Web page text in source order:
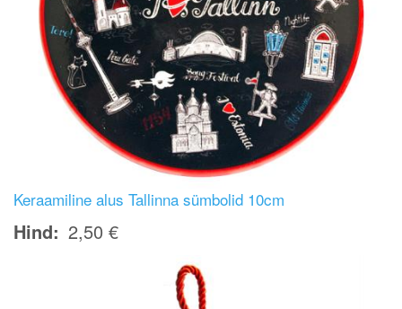
Keraamiline alus Tallinna sümbolid 10cm
Hind 2,50 €